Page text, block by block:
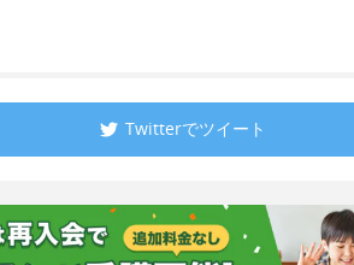
Twitterでツイート